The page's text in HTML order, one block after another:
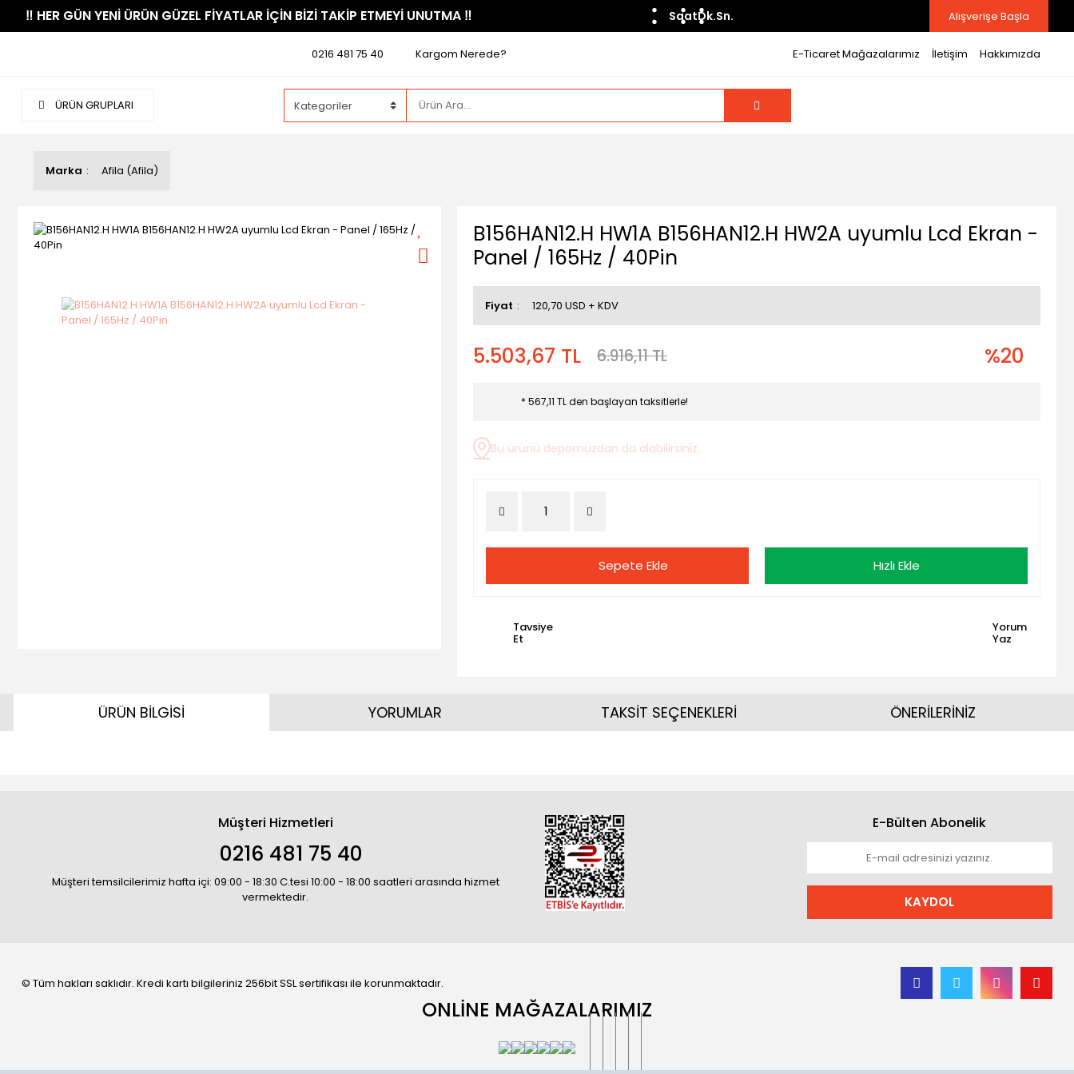
​‼️​ HER GÜN YENİ ÜRÜN GÜZEL FİYATLAR İÇİN BİZİ TAKİP ETMEYİ UNUTMA ​‼️​ SaatDk.Sn. Alışverişe Başla
0216 481 75 40 Kargom Nerede? E-Ticaret Mağazalarımız İletişim Hakkımızda
ÜRÜN GRUPLARI
Marka Afila (Afila)
B156HAN12.H HW1A B156HAN12.H HW2A uyumlu Lcd Ekran -
Panel / 165Hz / 40Pin
Fiyat 120,70 USD + KDV
5.503,67 TL 6.916,11 TL %20
* 567,11 TL den başlayan taksitlerle!
Bu ürünü depomuzdan da alabilirsiniz.
Sepete Ekle Hızlı Ekle
Tavsiye
Et
Yorum
Yaz
ÜRÜN BİLGİSİ YORUMLAR TAKSİT SEÇENEKLERİ ÖNERİLERİNİZ
Müşteri Hizmetleri
0216 481 75 40
Müşteri temsilcilerimiz hafta içi: 09:00 - 18:30 C.tesi 10:00 - 18:00 saatleri arasında hizmet
vermektedir.
E-Bülten Abonelik
KAYDOL
© Tüm hakları saklıdır. Kredi kartı bilgileriniz 256bit SSL sertifikası ile korunmaktadır.
ONLİNE MAĞAZALARIMIZ